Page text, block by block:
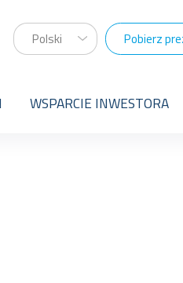
Pobierz
WSPARCIE INWESTORA